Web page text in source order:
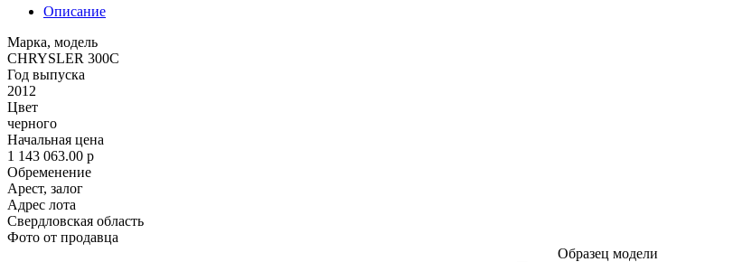
Описание
Марка, модель
CHRYSLER 300C
Год выпуска
2012
Цвет
черного
Начальная цена
1 143 063.00 p
Обременение
Арест, залог
Адрес лота
Свердловская область
Фото от продавца
Образец модели